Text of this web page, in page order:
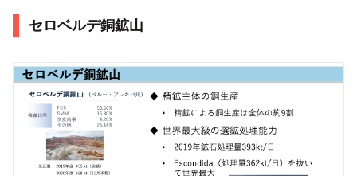
セロベルデ銅鉱山